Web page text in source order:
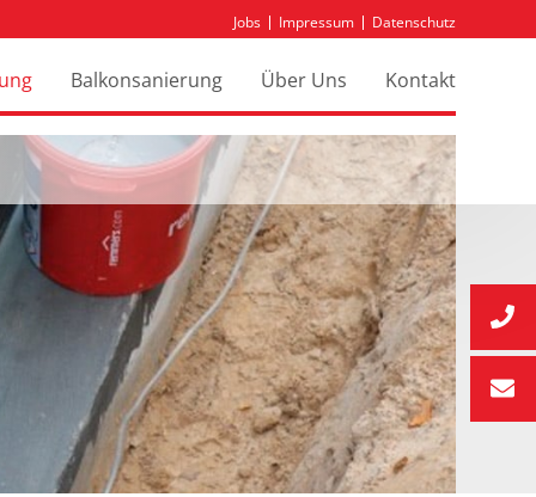
Jobs Impressum Datenschutz
Balkonsanierung Über Uns Kontakt